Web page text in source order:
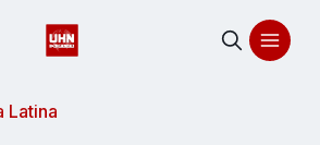
Latina